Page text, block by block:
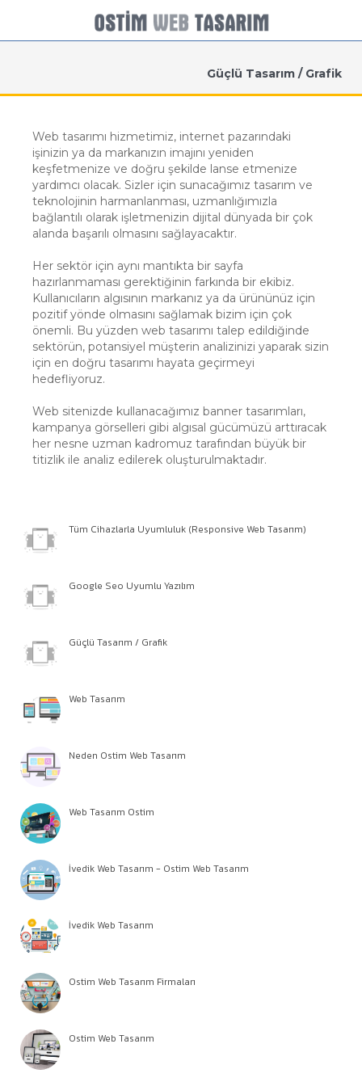
Güçlü Tasarım / Grafik
Web tasarımı hizmetimiz, internet pazarındaki
işinizin ya da markanızın imajını yeniden
keşfetmenize ve doğru şekilde lanse etmenize
yardımcı olacak. Sizler için sunacağımız tasarım ve
teknolojinin harmanlanması, uzmanlığımızla
bağlantılı olarak işletmenizin dijital dünyada bir çok
alanda başarılı olmasını sağlayacaktır.
Her sektör için aynı mantıkta bir sayfa
hazırlanmaması gerektiğinin farkında bir ekibiz.
Kullanıcıların algısının markanız ya da ürününüz için
pozitif yönde olmasını sağlamak bizim için çok
önemli. Bu yüzden web tasarımı talep edildiğinde
sektörün, potansiyel müşterin analizinizi yaparak sizin
için en doğru tasarımı hayata geçirmeyi
hedefliyoruz.
Web sitenizde kullanacağımız banner tasarımları,
kampanya görselleri gibi algısal gücümüzü arttıracak
her nesne uzman kadromuz tarafından büyük bir
titizlik ile analiz edilerek oluşturulmaktadır.
Tüm Cihazlarla Uyumluluk (Responsive Web Tasarım)
Google Seo Uyumlu Yazılım
Güçlü Tasarım / Grafik
Web Tasarım
Neden Ostim Web Tasarım
Web Tasarım Ostim
İvedik Web Tasarım - Ostim Web Tasarım
İvedik Web Tasarım
Ostim Web Tasarım Firmaları
Ostim Web Tasarım